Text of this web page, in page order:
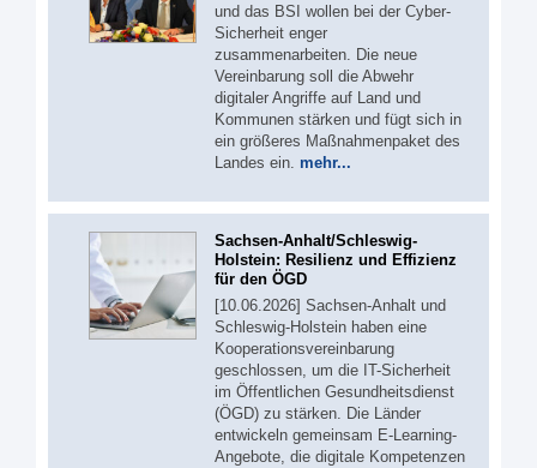
und das BSI wollen bei der Cyber-
Sicherheit enger
zusammenarbeiten. Die neue
Vereinbarung soll die Abwehr
digitaler Angriffe auf Land und
Kommunen stärken und fügt sich in
ein größeres Maßnahmenpaket des
Landes ein. mehr...
Sachsen-Anhalt/Schleswig-
Holstein: Resilienz und Effizienz
für den ÖGD
[10.06.2026] Sachsen-Anhalt und
Schleswig-Holstein haben eine
Kooperationsvereinbarung
geschlossen, um die IT-Sicherheit
im Öffentlichen Gesundheitsdienst
(ÖGD) zu stärken. Die Länder
entwickeln gemeinsam E-Learning-
Angebote, die digitale Kompetenzen